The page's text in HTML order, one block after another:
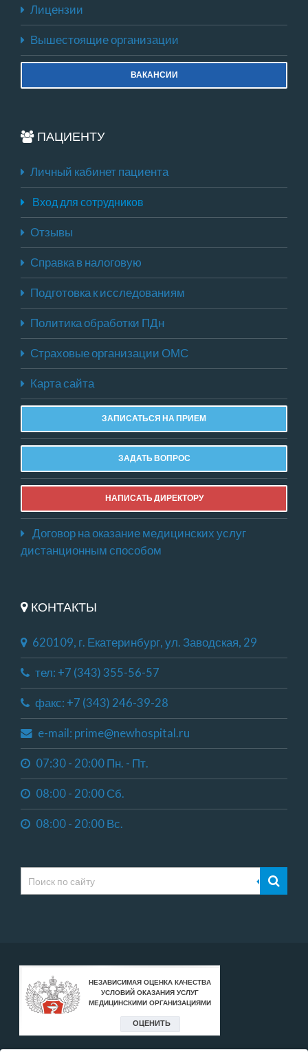
Лицензии
Вышестоящие организации
ВАКАНСИИ
ПАЦИЕНТУ
Личный кабинет пациента
Вход для сотрудников
Отзывы
Справка в налоговую
Подготовка к исследованиям
Политика обработки ПДн
Страховые организации ОМС
Карта сайта
ЗАПИСАТЬСЯ НА ПРИЕМ
ЗАДАТЬ ВОПРОС
НАПИСАТЬ ДИРЕКТОРУ
Договор на оказание медицинских услуг
дистанционным способом
КОНТАКТЫ
620109, г. Екатеринбург, ул. Заводская, 29
тел: +7 (343) 355-56-57
факс: +7 (343) 246-39-28
e-mail: prime@newhospital.ru
07:30 - 20:00 Пн. - Пт.
08:00 - 20:00 Сб.
08:00 - 20:00 Вс.